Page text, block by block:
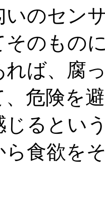
いのセン
そのものに
れば、腐
、危険を
じるとい
ら食欲を